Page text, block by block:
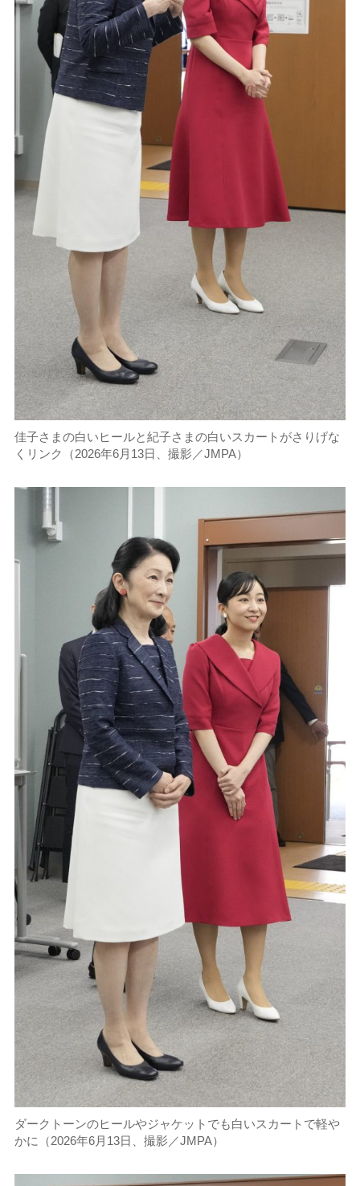
佳子さまの白いヒールと紀子さまの白いスカートがさりげな
くリンク（2026年6月13日、撮影／JMPA）
ダークトーンのヒールやジャケットでも白いスカートで軽や
かに（2026年6月13日、撮影／JMPA）